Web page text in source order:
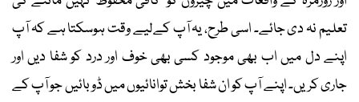
تعلیم نہ دی جائے۔ اسی طرح، یہ آپ کےلیے وقت ہوسکتا ہے کہ آپ
اپنے دل میں اب بھی موجود کسی بھی خوف اور درد کو شفا دیں اور
جاری کریں۔ اپنے آپ کو ان شفا بخش توانائیوں میں ڈوبائیں جو آپ کے